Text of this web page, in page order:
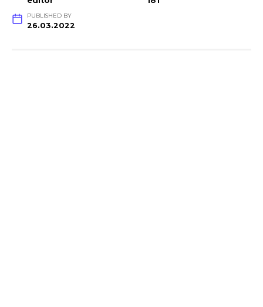
PUBLISHED BY
26.03.2022